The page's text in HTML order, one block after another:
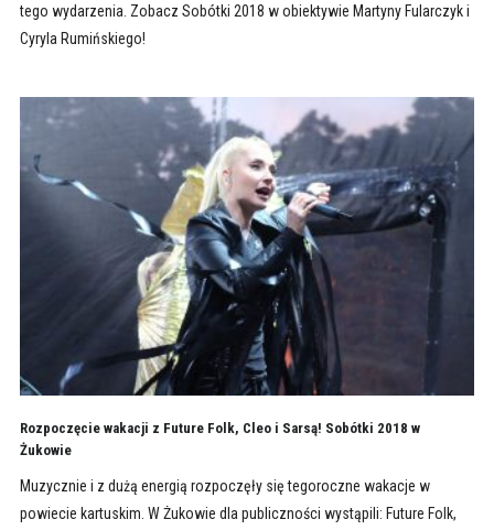
tego wydarzenia. Zobacz Sobótki 2018 w obiektywie Martyny Fularczyk i
Cyryla Rumińskiego!
Rozpoczęcie wakacji z Future Folk, Cleo i Sarsą! Sobótki 2018 w
Żukowie
Muzycznie i z dużą energią rozpoczęły się tegoroczne wakacje w
powiecie kartuskim. W Żukowie dla publiczności wystąpili: Future Folk,